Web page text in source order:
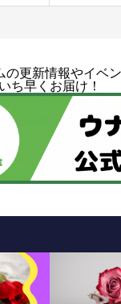
の更新情報やイベ
いち早くお届け！